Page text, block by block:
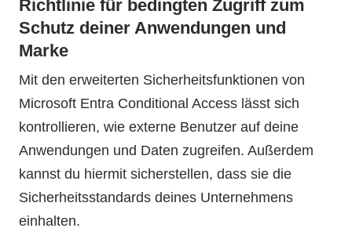
Richtlinie für bedingten Zugriff zum
Schutz deiner Anwendungen und
Marke
Mit den erweiterten Sicherheitsfunktionen von
Microsoft Entra Conditional Access lässt sich
kontrollieren, wie externe Benutzer auf deine
Anwendungen und Daten zugreifen. Außerdem
kannst du hiermit sicherstellen, dass sie die
Sicherheitsstandards deines Unternehmens
einhalten.